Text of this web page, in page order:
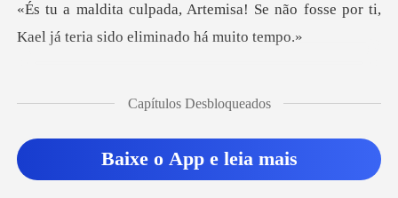
! Se não fosse por ti,
Kael já ter
Capítulos Desbloqueados
Baixe o App e leia mais